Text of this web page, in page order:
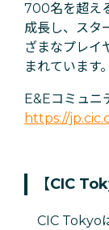
700名を超え
成長し、スタ
ざまなプレイ
まれています。
E&Eコミュニ
https://
【CIC
CIC Tokyo